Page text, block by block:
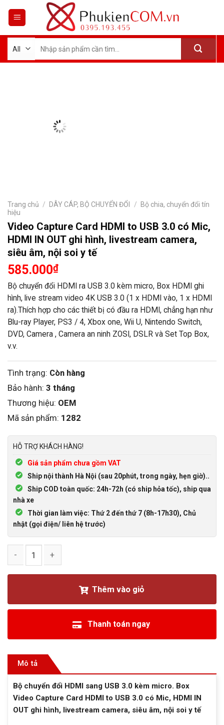
kiếm:
Trang chủ / DÂY CÁP, BỘ CHUYỂN ĐỔI /
Bộ chia, chuyển đổi tín
hiệu
Video Capture Card HDMI to USB 3.0 có Mic,
HDMI IN OUT ghi hình, livestream camera,
siêu âm, nội soi y tế
585.000₫
Bộ chuyển đổi HDMI ra USB 3.0 kèm micro, Box HDMI ghi
hình, live stream video 4K USB 3.0 (1 x HDMI vào, 1 x HDMI
ra).Thích hợp cho các thiết bị có đầu ra HDMI, chẳng hạn như
Blu-ray Player, PS3 / 4, Xbox one, Wii U, Nintendo Switch,
DVD, Camera , Camera an ninh ZOSI, DSLR và Set Top Box,
v.v.
Tình trạng: Còn hàng
Bảo hành: 3 tháng
Thương hiệu: OEM
Mã sản phẩm: 1282
HỖ TRỢ KHÁCH HÀNG!
Giá sản phẩm chưa gồm VAT
Ship nội thành Hà Nội (sau 20phút, trong ngày, hẹn giờ)..
Ship COD toàn quốc: 24h-72h (có ship hỏa tốc), ship qua
nhà xe
Thời gian làm việc: Thứ 2 đến thứ 7 (8h-17h30), Chủ
nhật (gọi điện/ liên hệ trước)
Thêm vào giỏ
Thanh toán ngay
Mô tả
Bộ chuyển đổi HDMI sang USB 3.0 kèm micro. Box
Video Capture Card HDMI to USB 3.0 có Mic, HDMI IN
OUT ghi hình, livestream camera, siêu âm, nội soi y tế